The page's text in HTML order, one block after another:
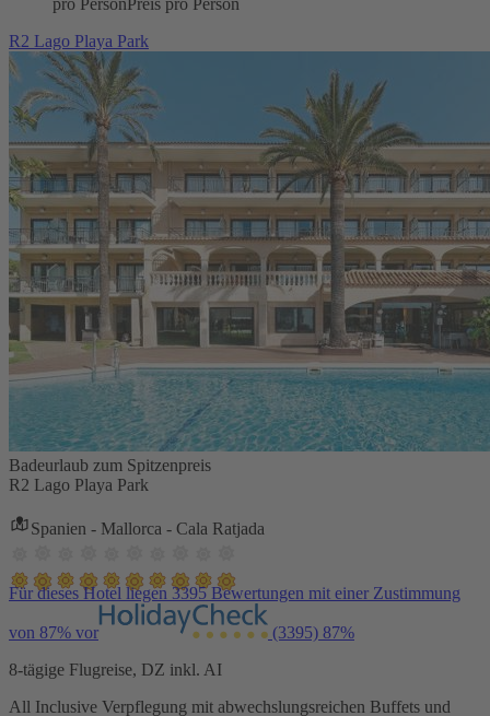
R2 Lago Playa Park
Badeurlaub zum Spitzenpreis
R2 Lago Playa Park
Spanien - Mallorca - Cala Ratjada
Für dieses Hotel liegen 3395 Bewertungen mit einer Zustimmung
von 87% vor (3395) 87%
8-tägige Flugreise, DZ inkl. AI
All Inclusive Verpflegung mit abwechslungsreichen Buffets und